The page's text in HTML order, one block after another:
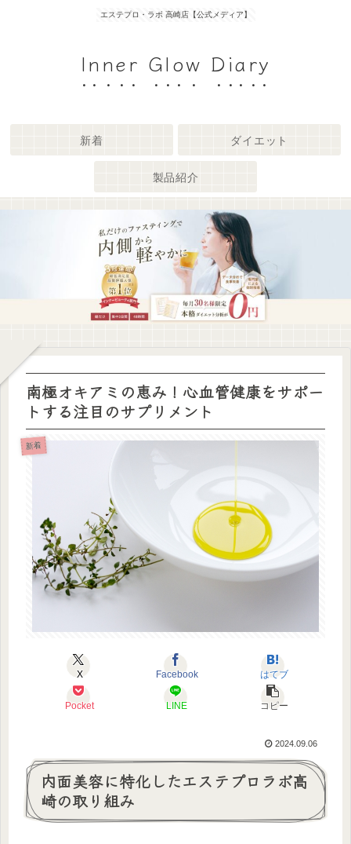
エステプロ・ラボ 高崎店【公式メディア】
Inner Glow Diary
新着 ダイエット
製品紹介
南極オキアミの恵み！心血管健康をサポー
トする注目のサプリメント
新着
X Facebook はてブ
Pocket LINE コピー
2024.09.06
内面美容に特化したエステプロラボ高
崎の取り組み